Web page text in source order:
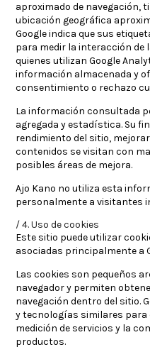
aproximado de navegación,
ubicación geográfica
Google indica que sus
para medir la interacción de
quienes utilizan Google
información almacenada y
consentimiento o rechazo
La información consultada
agregada y estadística. Su
rendimiento del sitio,
contenidos se visitan con
posibles áreas de mejora.
Ajo Kano no utiliza esta
personalmente a visitantes
4. Uso de cookies
Este sitio puede utilizar
asociadas principalmente a
Las cookies son pequeños
navegador y permiten
navegación dentro del sitio.
y tecnologías similares
medición de servicios y la
productos.